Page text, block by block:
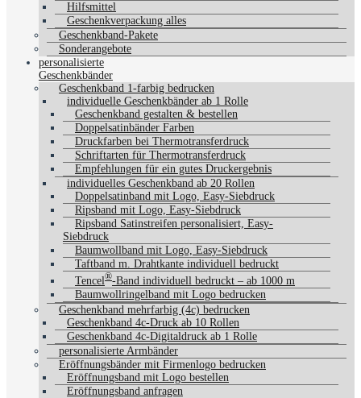
Hilfsmittel
Geschenkverpackung alles
Geschenkband-Pakete
Sonderangebote
personalisierte
Geschenkbänder
Geschenkband 1-farbig bedrucken
individuelle Geschenkbänder ab 1 Rolle
Geschenkband gestalten & bestellen
Doppelsatinbänder Farben
Druckfarben bei Thermotransferdruck
Schriftarten für Thermotransferdruck
Empfehlungen für ein gutes Druckergebnis
individuelles Geschenkband ab 20 Rollen
Doppelsatinband mit Logo, Easy-Siebdruck
Ripsband mit Logo, Easy-Siebdruck
Ripsband Satinstreifen personalisiert, Easy-
Siebdruck
Baumwollband mit Logo, Easy-Siebdruck
Taftband m. Drahtkante individuell bedruckt
Tencel®-Band individuell bedruckt – ab 1000 m
Baumwollringelband mit Logo bedrucken
Geschenkband mehrfarbig (4c) bedrucken
Geschenkband 4c-Druck ab 10 Rollen
Geschenkband 4c-Digitaldruck ab 1 Rolle
personalisierte Armbänder
Eröffnungsbänder mit Firmenlogo bedrucken
Eröffnungsband mit Logo bestellen
Eröffnungsband anfragen